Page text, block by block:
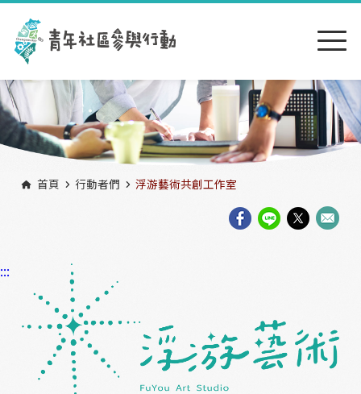
跳到主要內容區塊
首頁 行動者們 浮游藝術共創工作室
:::